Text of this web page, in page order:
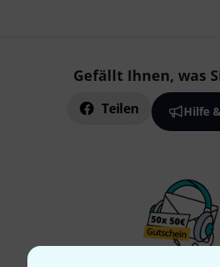
Gefällt Ihnen, was
Teilen Hilfe